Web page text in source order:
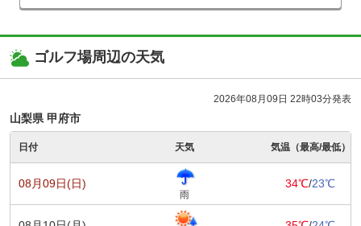
ゴルフ場周辺の天気
2026年08月09日 22時03分発表
山梨県 甲府市
日付 天気 気温（最高/最低）
08月09日(日)
雨
34℃/23℃